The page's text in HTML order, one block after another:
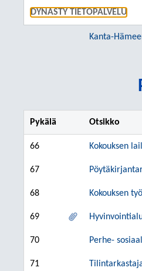
DYNASTY TIETOPALVELU
Kanta-
Pykälä Otsikko
66 Kokouksen
67
68 Kokouksen
69
70 Perhe-
71